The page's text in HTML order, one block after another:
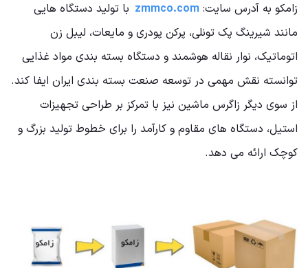
زامکو به آدرس سایت: zmmco.com با تولید دستگاه هایی
مانند شیرینگ پک تونلی، پرکن پودری و مایعات، لیبل زن
اتوماتیک، نوار نقاله هوشمند و دستگاه بسته بندی مواد غذایی
توانسته نقش مهمی در توسعه صنعت بسته بندی ایران ایفا کند.
از سوی دیگر زاگرس ماشین نیز با تمرکز بر طراحی تجهیزات
استیل، دستگاه های مقاوم و کارآمد را برای خطوط تولید بزرگ و
کوچک ارائه می دهد.